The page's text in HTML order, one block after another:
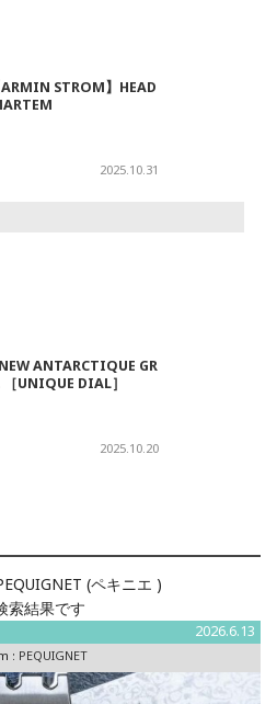
STROM】HEAD
2025.10.31
ANTARCTIQUE GR
UNIQUE DIAL］
2025.10.20
(ペキニエ )
索結果です
2026.6.13
: PEQUIGNET